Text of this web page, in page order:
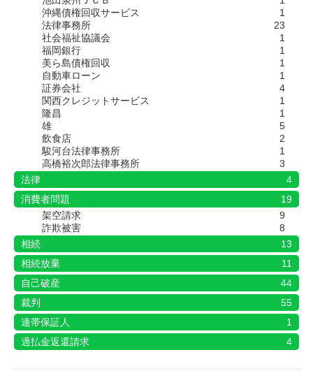
沖縄債権回収サービス
1
法律事務所
23
社会福祉協議会
1
福岡銀行
1
美ら島債権回収
1
自動車ローン
1
証券会社
4
関西クレジットサービス
1
隆昌
1
雄
5
飲食店
2
駿河台法律事務所
1
高橋裕次郎法律事務所
3
法律
4
消費者問題
19
架空請求
9
詐欺被害
8
相続
13
相続放棄
11
自己破産
44
裁判
55
連帯保証人
1
過払金返還請求
4